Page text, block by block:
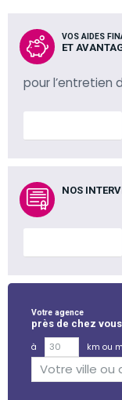
VOS AIDES
ET
pour l’entretien
NOS
Votre agence
près de chez vous
à
km ou